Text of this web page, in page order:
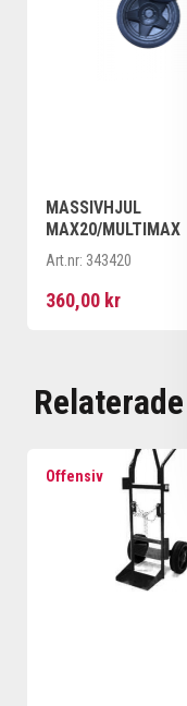
MASSIVHJUL
MAX20/MULTIMAX
Art.nr: 343420
360,00 kr
Relaterade
Offensiv